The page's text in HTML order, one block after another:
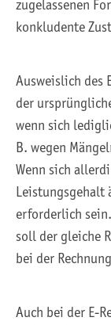
zugelassenen
konkludente
Ausweislich des
der
wenn sich
B. wegen
Wenn sich
Leistungsgehalt
erforderlich
soll der gleiche
bei der
Auch bei der E-